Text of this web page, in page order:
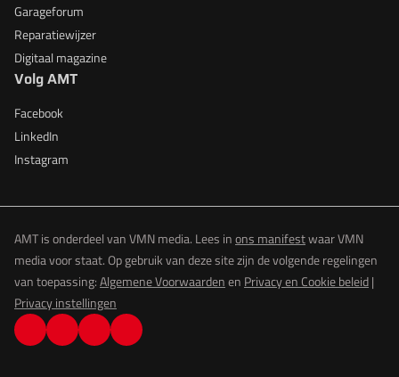
Garageforum
Reparatiewijzer
Digitaal magazine
Volg AMT
Facebook
LinkedIn
Instagram
AMT is onderdeel van VMN media. Lees inons manifestwaar VMN
media voor staat. Op gebruik van deze site zijn de volgende regelingen
van toepassing:Algemene Voorwaardenen Privacy en Cookie beleid|
Privacy instellingen